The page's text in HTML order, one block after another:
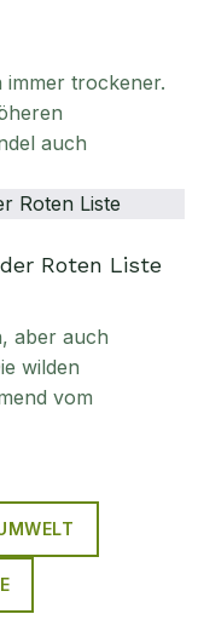
immer trockener.
auch
Roten Liste
aber auch
wilden
vom